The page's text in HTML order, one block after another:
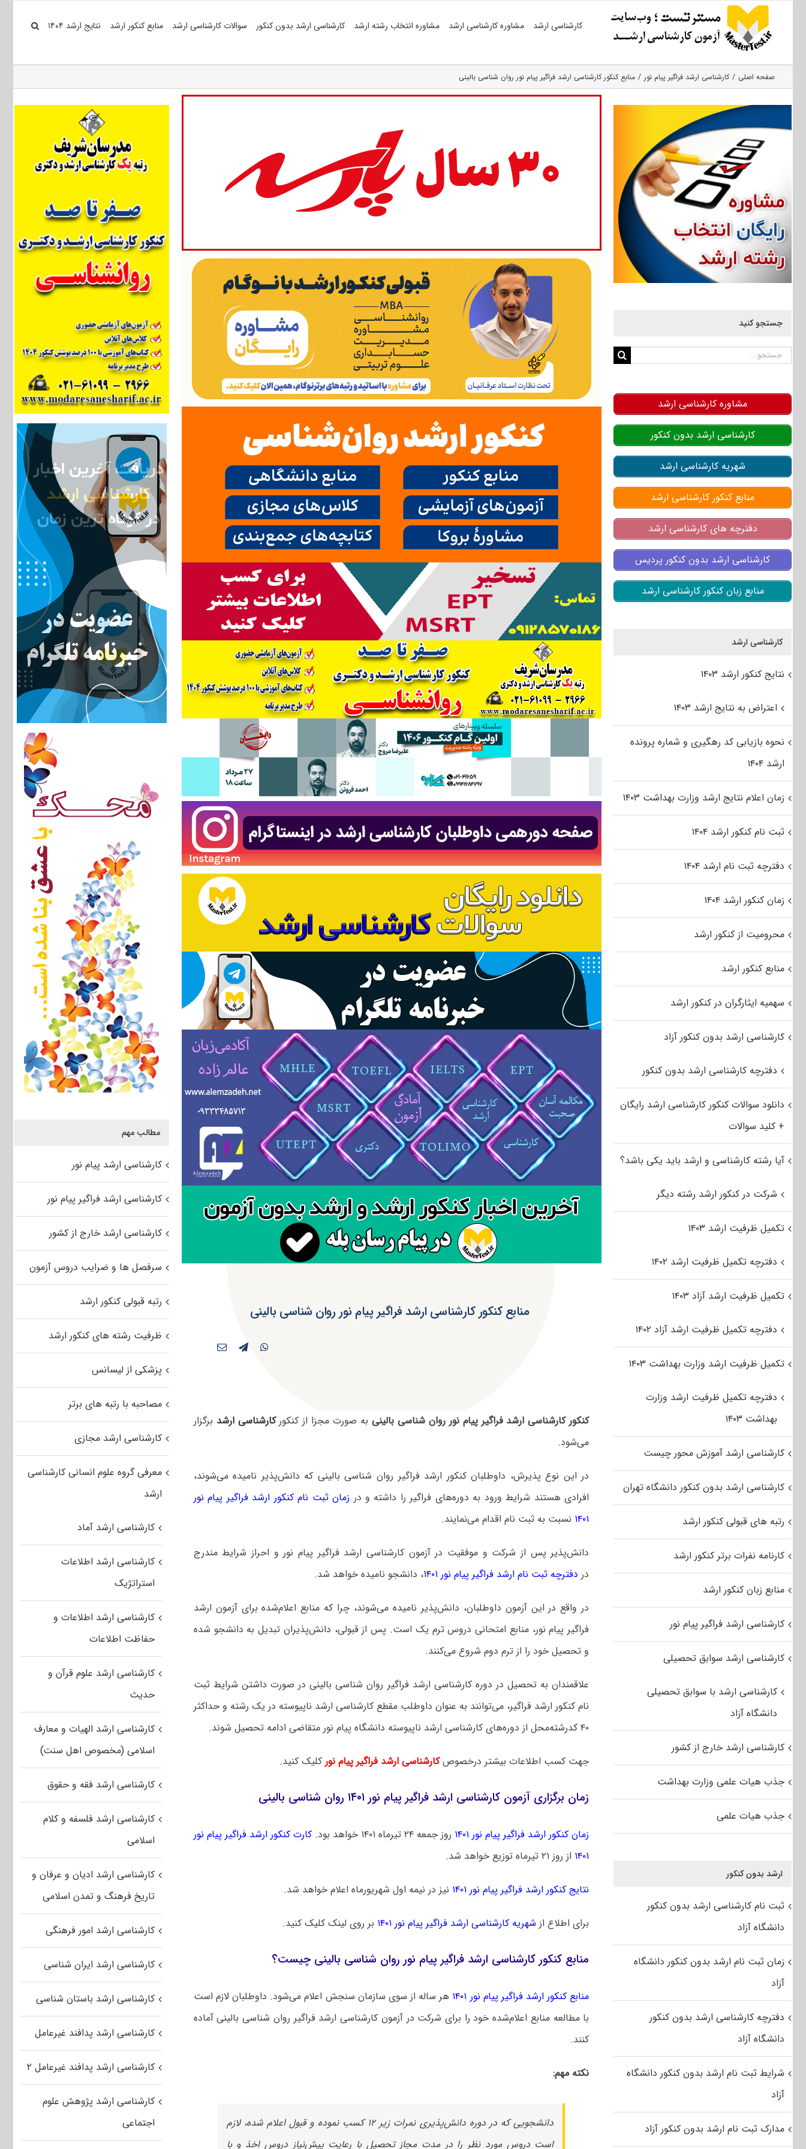
کارشناسی ارشد مشاوره کارشناسی ارشد مشاوره انتخاب رشته ارشد کارشناسی ارشد بدون کنکور سوالات کارشناسی ارشد منابع کنکور ارشد نتایج ارشد ۱۴۰۴
صفحه اصلی کارشناسی ارشد فراگیر پیام نور منابع کنکور کارشناسی ارشد فراگیر پیام نور روان شناسی بالینی
منابع کنکور کارشناسی ارشد فراگیر پیام نور روان شناسی بالینی
کنکور کارشناسی ارشد فراگیر پیام نور روان شناسی بالینیبه صورت مجزا از کنکورکارشناسی ارشد برگزار
می‌شود.
در این نوع پذیرش، داوطلبان کنکور ارشد فراگیر روان شناسی بالینی که دانش‌پذیر نامیده می‌شوند،
افرادی هستند شرایط ورود به دوره‌های فراگیر را داشته و در زمان ثبت نام کنکور ارشد فراگیر پیام نور
۱۴۰۱ نسبت به ثبت نام اقدام می‌نمایند.
دانش‌پذیر پس از شرکت و موفقیت در آزمون کارشناسی ارشد فراگیر پیام نور و احراز شرایط مندرج
در دفترچه ثبت نام ارشد فراگیر پیام نور ۱۴۰۱ ، دانشجو نامیده خواهد شد.
در واقع در این آزمون داوطلبان، دانش‌پذیر نامیده می‌شوند، چرا که منابع اعلام‌شده برای آزمون ارشد
فراگیر پیام نور، منابع امتحانی دروس ترم یک است. پس از قبولی، دانش‌پذیران تبدیل به دانشجو شده
و تحصیل خود را از ترم دوم شروع می‌کنند.
علاقمندان به تحصیل در دوره کارشناسی ارشد فراگیر روان شناسی بالینی در صورت داشتن شرایط ثبت
نام کنکور ارشد فراگیر، می‌توانند به عنوان داوطلب مقطع کارشناسی ارشد ناپیوسته در یک رشته و حداکثر
۴۰ کدرشته‌محل از دوره‌های کارشناسی ارشد ناپیوسته دانشگاه پیام نور متقاضی ادامه تحصیل شوند.
جهت کسب اطلاعات بیشتر درخصوصکارشناسی ارشد فراگیر پیام نورکلیک کنید.
زمان برگزاری آزمون کارشناسی ارشد فراگیر پیام نور ۱۴۰۱ روان شناسی بالینی
زمان کنکور ارشد فراگیر پیام نور ۱۴۰۱ روز جمعه ۲۴ تیرماه ۱۴۰۱ خواهد بود.
کارت کنکور ارشد فراگیر پیام نور
۱۴۰۱ از روز ۲۱ تیرماه توزیع خواهد شد.
نتایج کنکور ارشد فراگیر پیام نور ۱۴۰۱ نیز در نیمه اول شهریورماه اعلام خواهد شد.
برای اطلاع از شهریه کارشناسی ارشد فراگیر پیام نور ۱۴۰۱ بر روی لینک کلیک کنید.
منابع کنکور کارشناسی ارشد فراگیر پیام نور روان شناسی بالینی چیست؟
منابع کنکور ارشد فراگیر پیام نور ۱۴۰۱
هر ساله از سوی سازمان سنجش اعلام می‌شود. داوطلبان لازم است
با مطالعه منابع اعلام‌شده خود را برای شرکت در آزمون کارشناسی ارشد فراگیر روان شناسی بالینی آماده
کنند.
نکته مهم:
دانشجویی که در دوره دانش‌پذیری نمرات زیر ۱۲ کسب نموده و قبول اعلام شده، لازم
است دروس مورد نظر را در مدت مجاز تحصیل با رعایت پیش‌نیاز دروس اخذ و با
مطالب مهم
کارشناسی ارشد پیام نور
کارشناسی ارشد فراگیر پیام نور
کارشناسی ارشد خارج از کشور
سرفصل ها و ضرایب دروس آزمون
رتبه قبولی کنکور ارشد
ظرفیت رشته های کنکور ارشد
پزشکی از لیسانس
مصاحبه با رتبه های برتر
کارشناسی ارشد مجازی
معرفی گروه علوم انسانی کارشناسی
ارشد
کارشناسی ارشد آماد
کارشناسی ارشد اطلاعات
استراتژیک
کارشناسی ارشد اطلاعات و
حفاظت اطلاعات
کارشناسی ارشد علوم قرآن و
حدیث
کارشناسی ارشد الهیات و معارف
اسلامی (مخصوص اهل سنت)
کارشناسی ارشد فقه و حقوق
کارشناسی ارشد فلسفه و کلام
اسلامی
کارشناسی ارشد ادیان و عرفان و
تاریخ فرهنگ و تمدن اسلامی
کارشناسی ارشد امور فرهنگی
کارشناسی ارشد ایران شناسی
کارشناسی ارشد باستان شناسی
کارشناسی ارشد پدافند غیرعامل
کارشناسی ارشد پدافند غیرعامل ۲
کارشناسی ارشد پژوهش علوم
اجتماعی
جستجو کنید
جستجو
مشاوره کارشناسی ارشد
کارشناسی ارشد بدون کنکور
شهریه کارشناسی ارشد
منابع کنکور کارشناسی ارشد
دفترچه های کارشناسی ارشد
کارشناسی ارشد بدون کنکور پردیس
منابع زبان کنکور کارشناسی ارشد
کارشناسی ارشد
نتایج کنکور ارشد ۱۴۰۳
اعتراض به نتایج ارشد ۱۴۰۳
نحوه بازیابی کد رهگیری و شماره پرونده
ارشد ۱۴۰۴
زمان اعلام نتایج ارشد وزارت بهداشت ۱۴۰۳
ثبت نام کنکور ارشد ۱۴۰۴
دفترچه ثبت نام ارشد ۱۴۰۴
زمان کنکور ارشد ۱۴۰۴
محرومیت از کنکور ارشد
منابع کنکور ارشد
سهمیه ایثارگران در کنکور ارشد
کارشناسی ارشد بدون کنکور آزاد
دفترچه کارشناسی ارشد بدون کنکور
دانلود سوالات کنکور کارشناسی ارشد رایگان
+ کلید سوالات
آیا رشته کارشناسی و ارشد باید یکی باشد؟
شرکت در کنکور ارشد رشته دیگر
تکمیل ظرفیت ارشد ۱۴۰۳
دفترچه تکمیل ظرفیت ارشد ۱۴۰۲
تکمیل ظرفیت ارشد آزاد ۱۴۰۳
دفترچه تکمیل ظرفیت ارشد آزاد ۱۴۰۲
تکمیل ظرفیت ارشد وزارت بهداشت ۱۴۰۳
دفترچه تکمیل ظرفیت ارشد وزارت
بهداشت ۱۴۰۳
کارشناسی ارشد آموزش محور چیست
کارشناسی ارشد بدون کنکور دانشگاه تهران
رتبه های قبولی کنکور ارشد
کارنامه نفرات برتر کنکور ارشد
منابع زبان کنکور ارشد
کارشناسی ارشد فراگیر پیام نور
کارشناسی ارشد سوابق تحصیلی
کارشناسی ارشد با سوابق تحصیلی
دانشگاه آزاد
کارشناسی ارشد خارج از کشور
جذب هیات علمی وزارت بهداشت
جذب هیات علمی
ارشد بدون کنکور
ثبت نام کارشناسی ارشد بدون کنکور
دانشگاه آزاد
زمان ثبت نام ارشد بدون کنکور دانشگاه
آزاد
دفترچه کارشناسی ارشد بدون کنکور
دانشگاه آزاد
شرایط ثبت نام ارشد بدون کنکور دانشگاه
آزاد
مدارک ثبت نام ارشد بدون کنکور آزاد